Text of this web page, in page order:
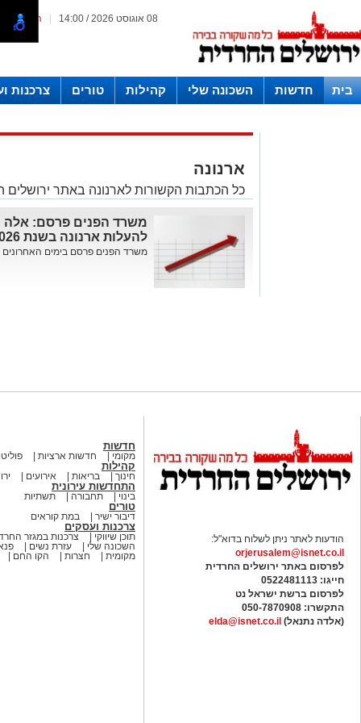
המייל 08 אוגוסט 2026 / 14:00
בית חדשות השכונה שלי קהילות טורים
צרכנות
ארנונה
כל הכתבות הקשורות לארנונה באתר ירושלים
משרד הפנים פרסם: אלה
להעלות ארנונה בשנת 2026
משרד הפנים פרסם בימים
הודעות לאתר ניתן לשלוח בדוא"ל:
orjerusalem@isnet.co.il
לפרסום באתר ירושלים החרדית
חייגו: 0522481113
לפרסום ברשת ישראל נט
התקשרו: 050-7870908
(אלדה נתנאל) elda@isnet.co.il
חדשות
מקומי חדשות ארציות
קהילות
חינוך בריאות אירועים
התחדשות עירונית
בינוי תחבורה תשתיות
טורים
דיבור ישיר במת קוראים
צרכנות ועסקים
תוכן שיווקי
צרכנות במגזר
השכונה שלי
עזרת נשים
מקומית
חצרות הקו החם